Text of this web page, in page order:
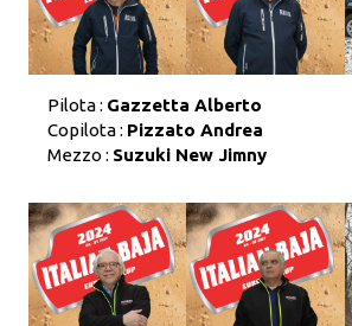
Pilota : Gazzetta Alberto
Copilota : Pizzato Andrea
Mezzo : Suzuki New Jimny